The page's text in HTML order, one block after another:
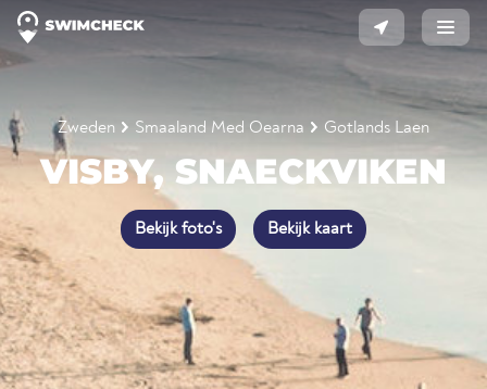
Zweden Smaaland Med Oearna Gotlands Laen
VISBY, SNAECKVIKEN
Bekijk foto's Bekijk kaart